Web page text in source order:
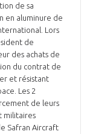
de sa
en aluminure de
Lors
de
des achats de
du contrat de
et résistant
Les 2
de leurs
militaires
Safran Aircraft